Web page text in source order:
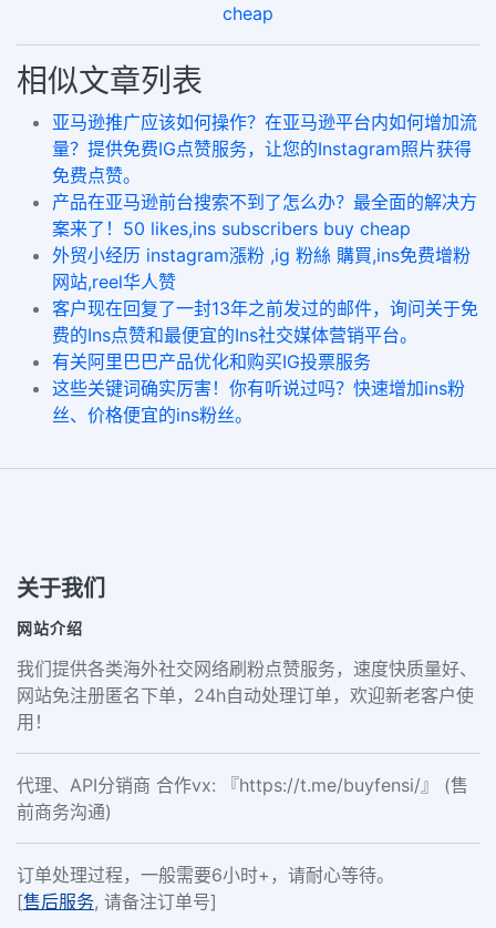
cheap
相似文章列表
亚马逊推广应该如何操作？在亚马逊平台内如何增加流
量？提供免费IG点赞服务，让您的Instagram照片获得
免费点赞。
产品在亚马逊前台搜索不到了怎么办？最全面的解决方
案来了！50 likes,ins subscribers buy cheap
外贸小经历 instagram漲粉 ,ig 粉絲 購買,ins免费增粉
网站,reel华人赞
客户现在回复了一封13年之前发过的邮件，询问关于免
费的Ins点赞和最便宜的Ins社交媒体营销平台。
有关阿里巴巴产品优化和购买IG投票服务
这些关键词确实厉害！你有听说过吗？快速增加ins粉
丝、价格便宜的ins粉丝。
关于我们
网站介绍
我们提供各类海外社交网络刷粉点赞服务，速度快质量好、
网站免注册匿名下单，24h自动处理订单，欢迎新老客户使
用！
代理、API分销商 合作vx: 『https://t.me/buyfensi/』 (售
前商务沟通)
订单处理过程，一般需要6小时+，请耐心等待。
[售后服务, 请备注订单号]